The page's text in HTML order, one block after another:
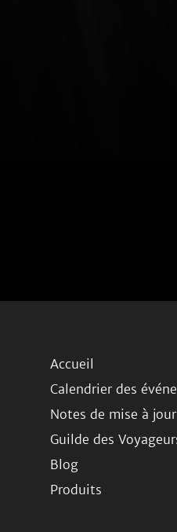
Accueil
Calendrier des
Notes de mise à jour
Guilde des
Blog
Produits